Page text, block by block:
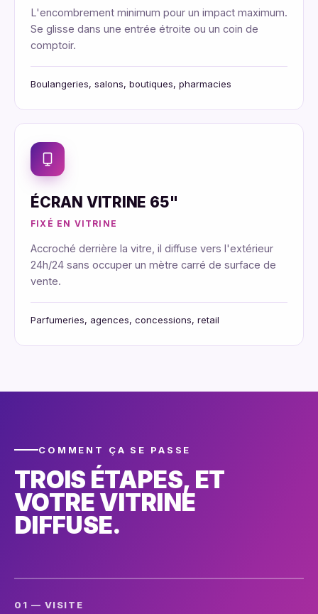
L'encombrement minimum pour un impact maximum.
Se glisse dans une entrée étroite ou un coin de
comptoir.
Boulangeries, salons, boutiques, pharmacies
ÉCRAN VITRINE 65"
FIXÉ EN VITRINE
Accroché derrière la vitre, il diffuse vers l'extérieur
24h/24 sans occuper un mètre carré de surface de
vente.
Parfumeries, agences, concessions, retail
COMMENT ÇA SE PASSE
TROIS ÉTAPES, ET
VOTRE VITRINE
DIFFUSE.
01 — VISITE